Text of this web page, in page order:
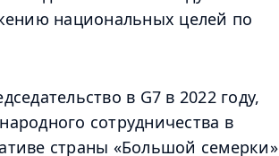
национальных целей по
в G7 в 2022 году,
сотрудничества в
страны «Большой семерки»